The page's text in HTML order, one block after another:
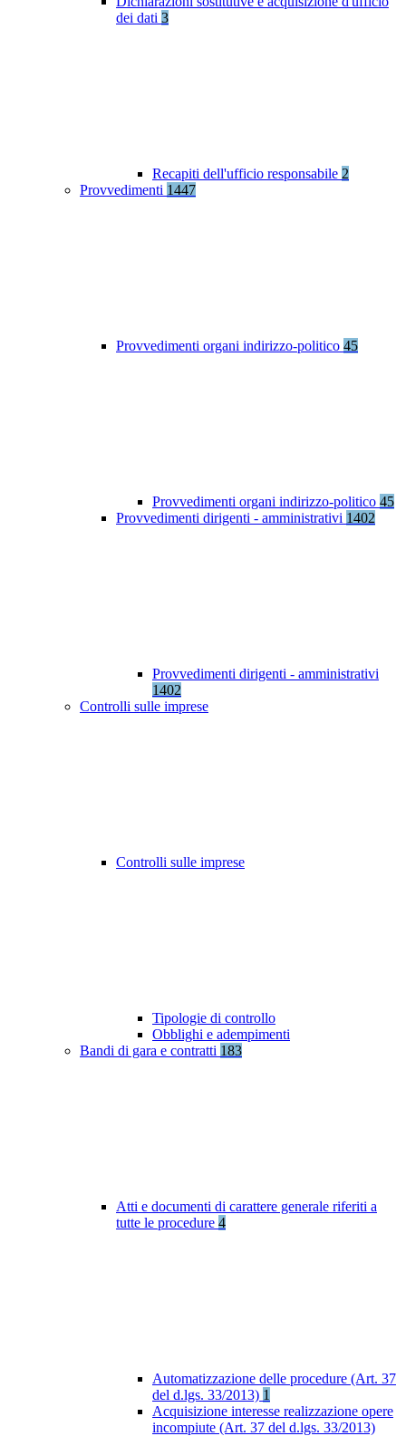
dei dati 3
Recapiti dell'ufficio responsabile 2
Provvedimenti 1447
Provvedimenti organi indirizzo-politico 45
Provvedimenti organi indirizzo-politico 45
Provvedimenti dirigenti - amministrativi 1402
Provvedimenti dirigenti - amministrativi
1402
Controlli sulle imprese
Controlli sulle imprese
Tipologie di controllo
Obblighi e adempimenti
Bandi di gara e contratti 183
Atti e documenti di carattere generale riferiti a
tutte le procedure 4
Automatizzazione delle procedure (Art. 37
del d.lgs. 33/2013) 1
Acquisizione interesse realizzazione opere
incompiute (Art. 37 del d.lgs. 33/2013)